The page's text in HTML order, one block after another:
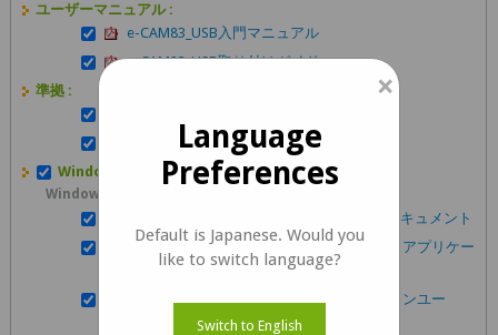
ユーザーマニュアル :
e-CAM83_USB入門マニュアル
e-CAM83_USB取り付けガイド
準拠 :
e-CAM83_USB信頼性試験報告書
Windows :
Windows User Manuals
e-CAM83_USBWindows拡張ユニットAPIドキュメント
See3CAMDFUファームウェアアップデータアプリケー
ションユーザーマニュアル
e-CAMViewストリーミングアプリケーションユー
ザーマニュアル
×
Language
Preferences
Default is Japanese. Would you
like to switch language?
Switch to English